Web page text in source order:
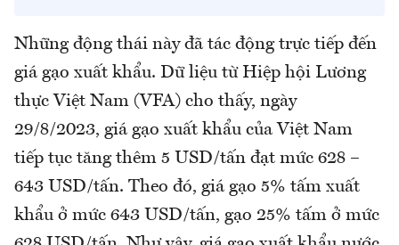
Những động thái này đã tác động trực tiếp đến
giá gạo xuất khẩu. Dữ liệu từ Hiệp hội Lương
thực Việt Nam (VFA) cho thấy, ngày
29/8/2023, giá gạo xuất khẩu của Việt Nam
tiếp tục tăng thêm 5 USD/tấn đạt mức 628 –
643 USD/tấn. Theo đó, giá gạo 5% tấm xuất
khẩu ở mức 643 USD/tấn, gạo 25% tấm ở mức